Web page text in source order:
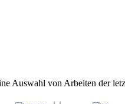
Auswahl von Arbeiten der